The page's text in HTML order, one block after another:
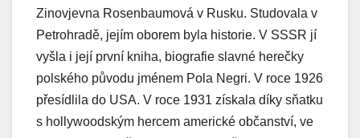
Zinovjevna Rosenbaumová v Rusku. Studovala v
Petrohradě, jejím oborem byla historie. V SSSR jí
vyšla i její první kniha, biografie slavné herečky
polského původu jménem Pola Negri. V roce 1926
přesídlila do USA. V roce 1931 získala díky sňatku
s hollywoodským hercem americké občanství, ve